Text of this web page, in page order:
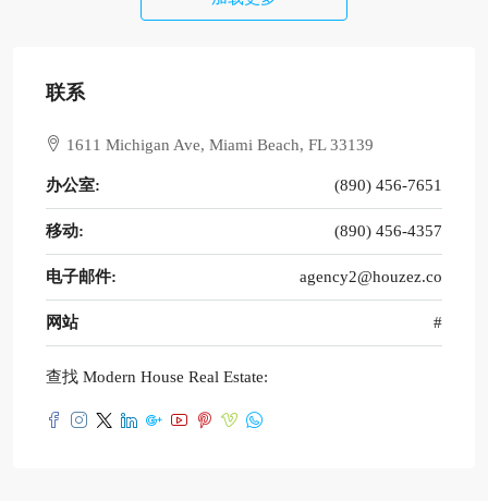
联系
1611 Michigan Ave, Miami Beach, FL 33139
办公室: (890) 456-7651
移动: (890) 456-4357
电子邮件: agency2@houzez.co
网站 #
查找 Modern House Real Estate: